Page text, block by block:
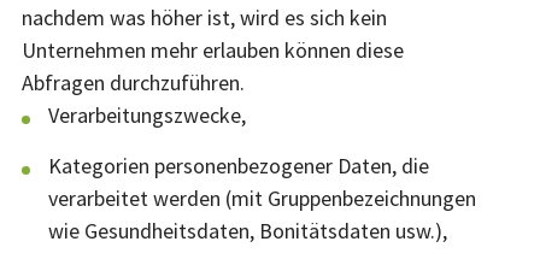
nachdem was höher ist, wird es sich kein
Unternehmen mehr erlauben können diese
Abfragen durchzuführen.
Verarbeitungszwecke,
Kategorien personenbezogener Daten, die
verarbeitet werden (mit Gruppenbezeichnungen
wie Gesundheitsdaten, Bonitätsdaten usw.),